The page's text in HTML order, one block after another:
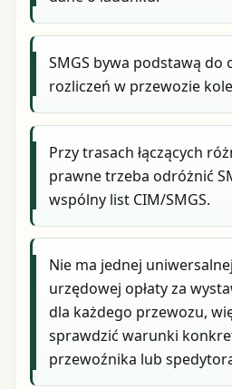
SMGS bywa podstawą do
rozliczeń w przewozie
Przy trasach łączących
prawne trzeba odróżnić
wspólny list CIM/SMGS.
Nie ma jednej
urzędowej opłaty za
dla każdego przewozu,
sprawdzić warunki
przewoźnika lub